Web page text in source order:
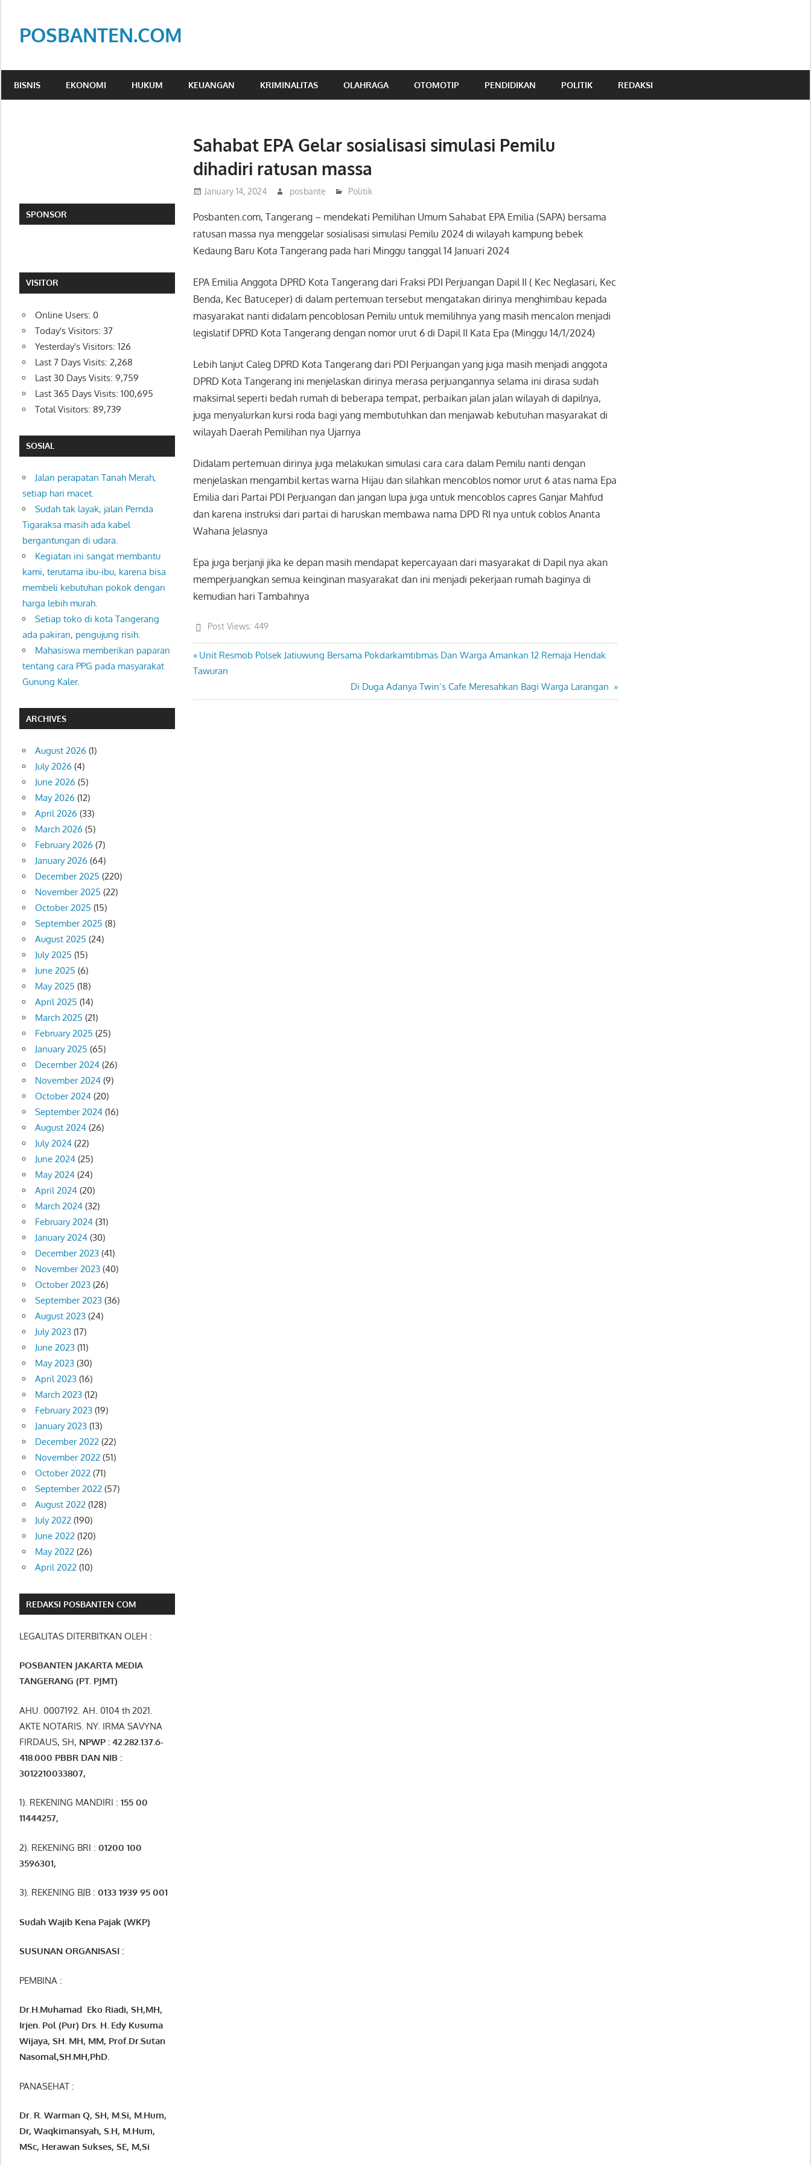
contentPOSBANTEN.COM
Menyampaikan
BISNIS EKONOMI HUKUM KEUANGAN KRIMINALITAS OLAHRAGA OTOMOTIP PENDIDIKAN POLITIK REDAKSI
Sahabat EPA Gelar sosialisasi simulasi Pemilu
dihadiri ratusan massa
January 14, 2024 posbante Politik
Posbanten.com, Tangerang – mendekati Pemilihan Umum Sahabat EPA Emilia (SAPA) bersama
ratusan massa nya menggelar sosialisasi simulasi Pemilu 2024 di wilayah kampung bebek
Kedaung Baru Kota Tangerang pada hari Minggu tanggal 14 Januari 2024
EPA Emilia Anggota DPRD Kota Tangerang dari Fraksi PDI Perjuangan Dapil II ( Kec Neglasari, Kec
Benda, Kec Batuceper) di dalam pertemuan tersebut mengatakan dirinya menghimbau kepada
masyarakat nanti didalam pencoblosan Pemilu untuk memilihnya yang masih mencalon menjadi
legislatif DPRD Kota Tangerang dengan nomor urut 6 di Dapil II Kata Epa (Minggu 14/1/2024)
Lebih lanjut Caleg DPRD Kota Tangerang dari PDI Perjuangan yang juga masih menjadi anggota
DPRD Kota Tangerang ini menjelaskan dirinya merasa perjuangannya selama ini dirasa sudah
maksimal seperti bedah rumah di beberapa tempat, perbaikan jalan jalan wilayah di dapilnya,
juga menyalurkan kursi roda bagi yang membutuhkan dan menjawab kebutuhan masyarakat di
wilayah Daerah Pemilihan nya Ujarnya
Didalam pertemuan dirinya juga melakukan simulasi cara cara dalam Pemilu nanti dengan
menjelaskan mengambil kertas warna Hijau dan silahkan mencoblos nomor urut 6 atas nama Epa
Emilia dari Partai PDI Perjuangan dan jangan lupa juga untuk mencoblos capres Ganjar Mahfud
dan karena instruksi dari partai di haruskan membawa nama DPD RI nya untuk coblos Ananta
Wahana Jelasnya
Epa juga berjanji jika ke depan masih mendapat kepercayaan dari masyarakat di Dapil nya akan
memperjuangkan semua keinginan masyarakat dan ini menjadi pekerjaan rumah baginya di
kemudian hari Tambahnya
Post Views:449
Post
Previous
Post:
Unit Resmob Polsek Jatiuwung Bersama Pokdarkamtibmas Dan Warga Amankan 12 Remaja Hendak
Tawuran
Next
Post:
Di Duga Adanya Twin’s Cafe Meresahkan Bagi Warga Larangan
SPONSOR
VISITOR
Online Users: 0
Today's Visitors: 37
Yesterday's Visitors: 126
Last 7 Days Visits: 2,268
Last 30 Days Visits: 9,759
Last 365 Days Visits: 100,695
Total Visitors: 89,739
SOSIAL
Jalan perapatan Tanah Merah,
setiap hari macet.
Sudah tak layak, jalan Pemda
Tigaraksa masih ada kabel
bergantungan di udara.
Kegiatan ini sangat membantu
kami, terutama ibu-ibu, karena bisa
membeli kebutuhan pokok dengan
harga lebih murah.
Setiap toko di kota Tangerang
ada pakiran, pengujung risih.
Mahasiswa memberikan paparan
tentang cara PPG pada masyarakat
Gunung Kaler.
ARCHIVES
August 2026 (1)
July 2026 (4)
June 2026 (5)
May 2026 (12)
April 2026 (33)
March 2026 (5)
February 2026 (7)
January 2026 (64)
December 2025 (220)
November 2025 (22)
October 2025 (15)
September 2025 (8)
August 2025 (24)
July 2025 (15)
June 2025 (6)
May 2025 (18)
April 2025 (14)
March 2025 (21)
February 2025 (25)
January 2025 (65)
December 2024(26)
November 2024(9)
October 2024(20)
September 2024(16)
August 2024(26)
July 2024(22)
June 2024(25)
May 2024(24)
April 2024(20)
March 2024(32)
February 2024(31)
January 2024(30)
December 2023(41)
November 2023(40)
October 2023(26)
September 2023(36)
August 2023(24)
July 2023(17)
June 2023(11)
May 2023(30)
April 2023(16)
March 2023(12)
February 2023(19)
January 2023(13)
December 2022(22)
November 2022(51)
October 2022(71)
September 2022(57)
August 2022(128)
July 2022(190)
June 2022(120)
May 2022(26)
April 2022(10)
REDAKSI POSBANTEN COM
LEGALITAS DITERBITKAN OLEH :
POSBANTEN JAKARTA MEDIA
TANGERANG (PT. PJMT)
AHU. 0007192. AH. 0104 th 2021.
AKTE NOTARIS. NY. IRMA SAVYNA
FIRDAUS, SH, NPWP : 42. 282 .137.6-
418.000 PBBR DAN NIB :
3012210033807,
1). REKENING MANDIRI : 155 00
11444257,
2). REKENING BRI : 01200 100
3596301,
3). REKENING BJB : 0133 1939 95 001
Sudah Wajib Kena Pajak (WKP)
SUSUNAN ORGANISASI :
PEMBINA :
Dr.H.Muhamad Eko Riadi, SH,MH,
Irjen. Pol (Pur) Drs. H. Edy Kusuma
Wijaya, SH. MH, MM, Prof.Dr.Sutan
Nasomal,SH.MH,PhD.
PANASEHAT :
Dr. R. Warman Q, SH, M.Si, M.Hum,
Dr, Waqkimansyah, S.H, M.Hum,
MSc, Herawan Sukses, SE, M,Si